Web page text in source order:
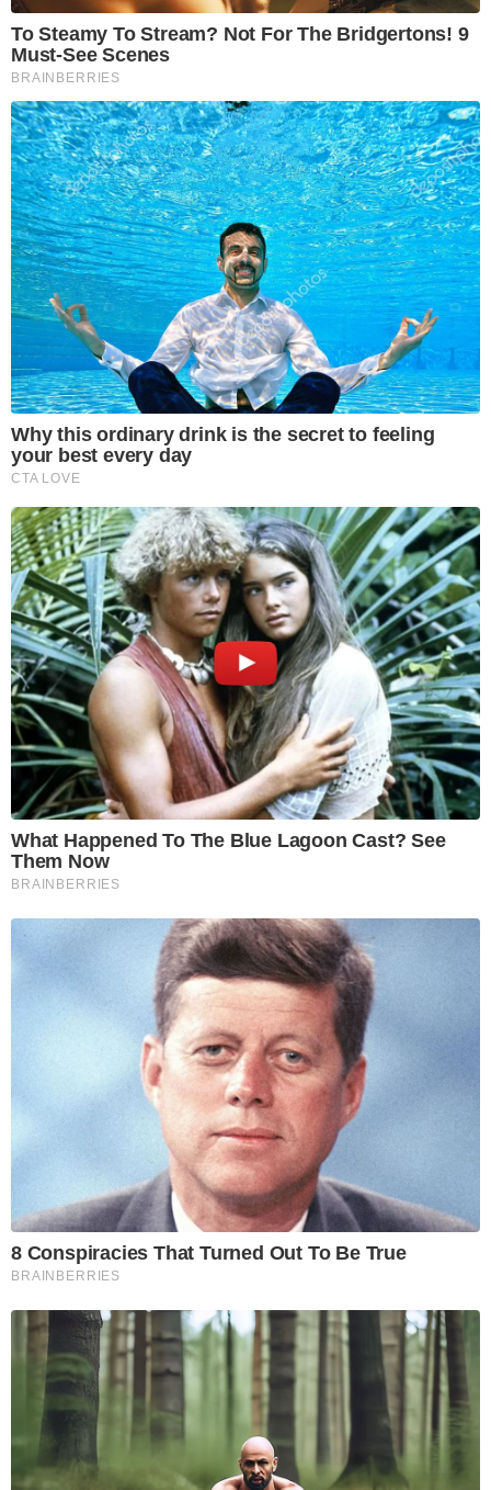
To Steamy To Stream? Not For The Bridgertons! 9
Must-See Scenes
BRAINBERRIES
Why this ordinary drink is the secret to feeling
your best every day
CTA LOVE
What Happened To The Blue Lagoon Cast? See
Them Now
BRAINBERRIES
8 Conspiracies That Turned Out To Be True
BRAINBERRIES